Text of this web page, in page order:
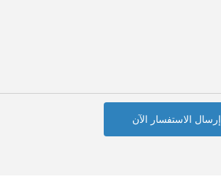
إرسال الاستفسار الآن